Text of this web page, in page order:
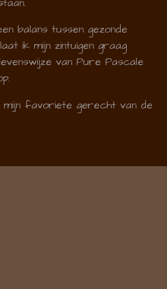
balans tussen gezonde
ik mijn zintuigen graag
van Pure Pascale
mijn favoriete gerecht van de